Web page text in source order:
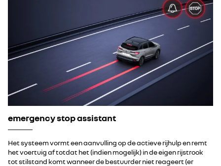
emergency stop assistant
Het systeem vormt een aanvulling op de actieve rijhulp en remt
het voertuig af totdat het (indien mogelijk) in de eigen rijstrook
tot stilstand komt wanneer de bestuurder niet reageert (er